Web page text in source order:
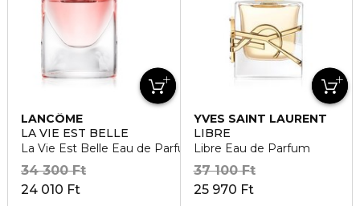
LANCÔME
LA VIE EST BELLE
La Vie Est Belle Eau de Parfum
24 010 Ft
34 300 Ft
YVES SAINT LAURENT
LIBRE
Libre Eau de Parfum
25 970 Ft
37 100 Ft